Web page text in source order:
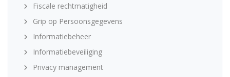
Fiscale rechtmatigheid
Grip op Persoonsgegevens
Informatiebeheer
Informatiebeveiliging
Privacy management